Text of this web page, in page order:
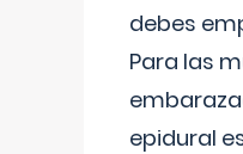
debes
Para las
epidural